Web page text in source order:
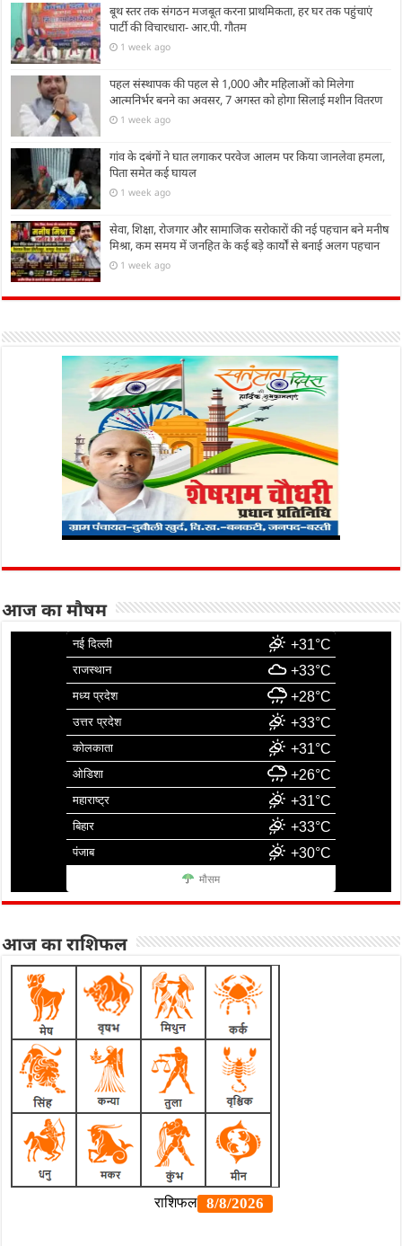
बूथ स्तर तक संगठन मजबूत करना प्राथमिकता, हर घर तक पहुंचाएं
पार्टी की विचारधारा- आर.पी. गौतम
1 week ago
पहल संस्थापक की पहल से 1,000 और महिलाओं को मिलेगा
आत्मनिर्भर बनने का अवसर, 7 अगस्त को होगा सिलाई मशीन वितरण
1 week ago
गांव के दबंगों ने घात लगाकर परवेज आलम पर किया जानलेवा हमला,
पिता समेत कई घायल
1 week ago
सेवा, शिक्षा, रोजगार और सामाजिक सरोकारों की नई पहचान बने मनीष
मिश्रा, कम समय में जनहित के कई बड़े कार्यों से बनाई अलग पहचान
1 week ago
आज का मौषम
नई दिल्ली +31°C
राजस्थान +33°C
मध्य प्रदेश +28°C
उत्तर प्रदेश +33°C
कोलकाता +31°C
ओडिशा +26°C
महाराष्ट्र +31°C
बिहार +33°C
पंजाब +30°C
मौसम
आज का राशिफल